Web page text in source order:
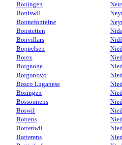
Boningen
Boniswil
Bonnefontaine
Bonstetten
Bonvillars
Boppelsen
Borex
Borgnone
Borgonovo
Bosco Luganese
Bösingen
Bossonnens
Boswil
Bottens
Bottenwil
Botterens